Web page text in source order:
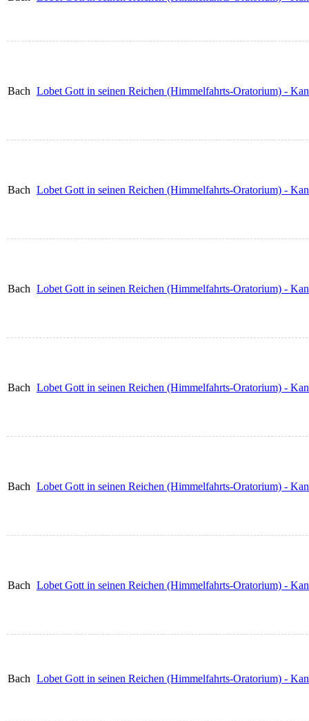
Bach Lobet Gott in seinen Reichen (Himmelfahrts-Oratorium) -
Bach Lobet Gott in seinen Reichen (Himmelfahrts-Oratorium) -
Bach Lobet Gott in seinen Reichen (Himmelfahrts-Oratorium) -
Bach Lobet Gott in seinen Reichen (Himmelfahrts-Oratorium) -
Bach Lobet Gott in seinen Reichen (Himmelfahrts-Oratorium) -
Bach Lobet Gott in seinen Reichen (Himmelfahrts-Oratorium) -
Bach Lobet Gott in seinen Reichen (Himmelfahrts-Oratorium) -